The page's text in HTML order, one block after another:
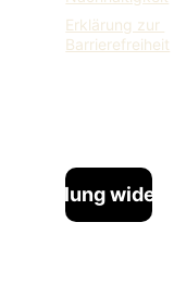
Erklärung zur
Barrierefreiheit
Bestellung